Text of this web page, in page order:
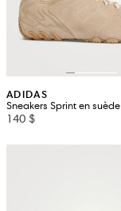
ADIDAS
Sneakers Sprint en suède
140 $